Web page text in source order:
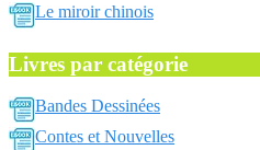
Le miroir chinois
Livres par catégorie
Bandes Dessinées
Contes et Nouvelles